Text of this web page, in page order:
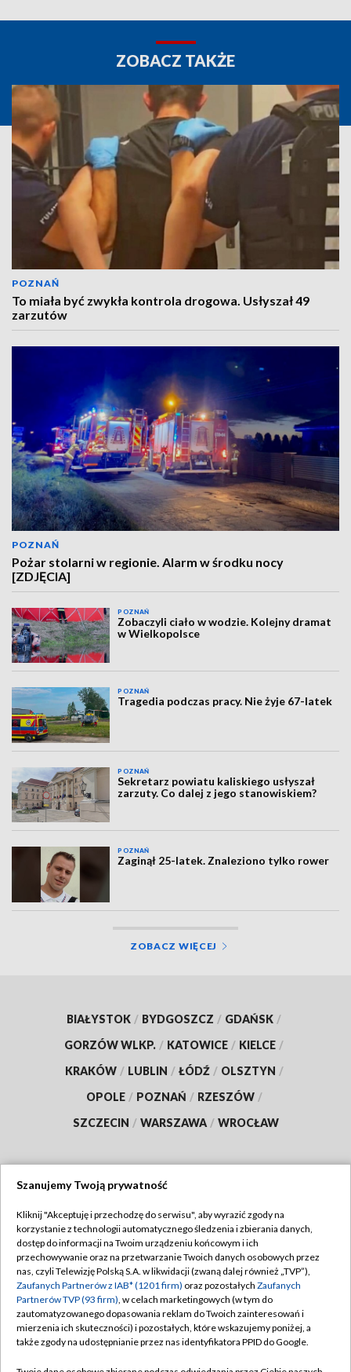
ZOBACZ TAKŻE
POZNAŃ
To miała być zwykła kontrola drogowa. Usłyszał 49
zarzutów
POZNAŃ
Pożar stolarni w regionie. Alarm w środku nocy
[ZDJĘCIA]
POZNAŃ
Zobaczyli ciało w wodzie. Kolejny dramat
w Wielkopolsce
POZNAŃ
Tragedia podczas pracy. Nie żyje 67-latek
POZNAŃ
Sekretarz powiatu kaliskiego usłyszał
zarzuty. Co dalej z jego stanowiskiem?
POZNAŃ
Zaginął 25-latek. Znaleziono tylko rower
ZOBACZ WIĘCEJ
BIAŁYSTOK / BYDGOSZCZ / GDAŃSK /
GORZÓW WLKP. / KATOWICE / KIELCE /
KRAKÓW / LUBLIN / ŁÓDŹ / OLSZTYN /
OPOLE / POZNAŃ / RZESZÓW /
SZCZECIN / WARSZAWA / WROCŁAW
TVP
Abonament TVP
Emisja w TVP
Centrum informacji TVP
Naziemna Telewizja Cyfrowa
Regulamin TVP
Polityka prywatności
Moje zgody
Pomoc
Szanujemy Twoją prywatność
Kliknij "Akceptuję i przechodzę do serwisu", aby wyrazić zgody na
korzystanie z technologii automatycznego śledzenia i zbierania danych,
dostęp do informacji na Twoim urządzeniu końcowym i ich
przechowywanie oraz na przetwarzanie Twoich danych osobowych przez
nas, czyli Telewizję Polską S.A. w likwidacji (zwaną dalej również „TVP”),
Zaufanych Partnerów z IAB* (1201 firm) oraz pozostałych Zaufanych
Partnerów TVP (93 firm), w celach marketingowych (w tym do
zautomatyzowanego dopasowania reklam do Twoich zainteresowań i
mierzenia ich skuteczności) i pozostałych, które wskazujemy poniżej, a
także zgody na udostępnianie przez nas identyfikatora PPID do Google.